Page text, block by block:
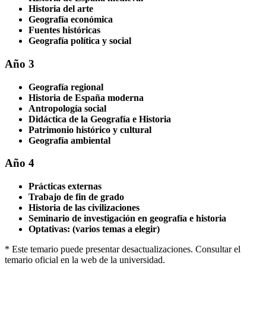
Historia del arte
Geografía económica
Fuentes históricas
Geografía política y social
Año 3
Geografía regional
Historia de España moderna
Antropología social
Didáctica de la Geografía e Historia
Patrimonio histórico y cultural
Geografía ambiental
Año 4
Prácticas externas
Trabajo de fin de grado
Historia de las civilizaciones
Seminario de investigación en geografía e historia
Optativas: (varios temas a elegir)
* Este temario puede presentar desactualizaciones. Consultar el
temario oficial en la web de la universidad.